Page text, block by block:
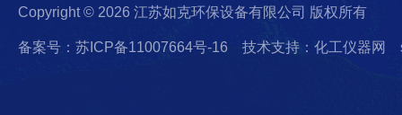
Copyright © 2026 江苏如克环保设备有限公司 版权所有
备案号：苏ICP备11007664号-16 技术支持：化工仪器网